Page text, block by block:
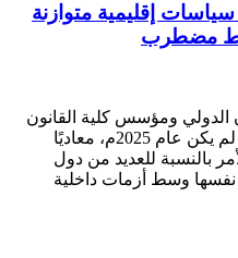
إقليمية متوازنة
مضطرب
الدولي ومؤسس كلية القانون
بجامعة غازي عنتاب ــ تركيا لم يكن عام 2025م، معاديًا
بالنسبة للعديد من دول
نفسها وسط أزمات داخلية